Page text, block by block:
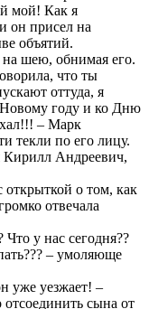
мой! Как я
он присел на
объятий.
шею, обнимая его.
что ты
оттуда, я
Новому году и ко Дню
– Марк
текли по его лицу.
Кирилл Андреевич,
о том, как
отвечала
у нас сегодня??
– умоляюще
уже уезжает! –
отсоединить сына от